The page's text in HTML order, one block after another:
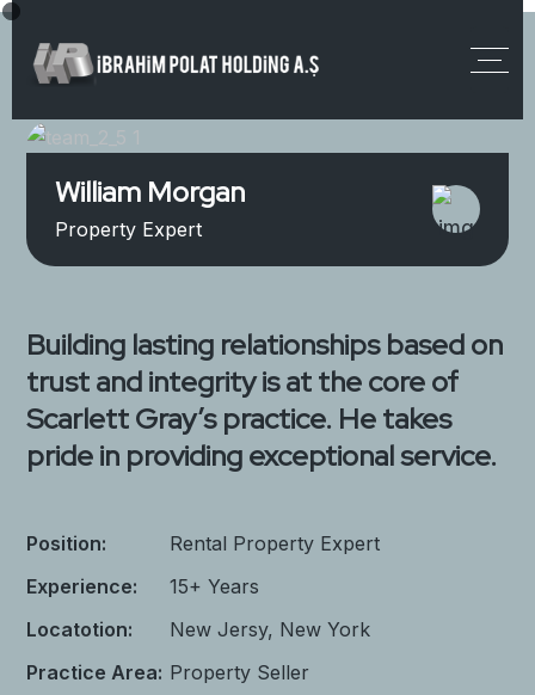
William Morgan
Property Expert
Building lasting relationships based on
trust and integrity is at the core of
Scarlett Gray’s practice. He takes
pride in providing exceptional service.
Position:
Rental Property Expert
Experience:
15+ Years
Locatotion:
New Jersy, New York
Practice Area: Property Seller